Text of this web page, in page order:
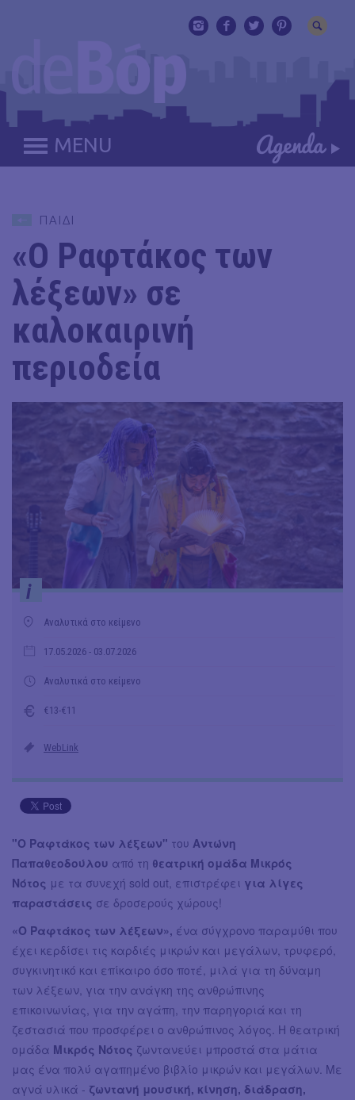
MENU
ΠΑΙΔΙ
«Ο Ραφτάκος των
λέξεων» σε
καλοκαιρινή
περιοδεία
i
Αναλυτικά στο κείμενο
17.05.2026 - 03.07.2026
Αναλυτικά στο κείμενο
€13-€11
WebLink
"Ο Ραφτάκος των λέξεων" του Αντώνη
Παπαθεοδούλου από τη θεατρική ομάδα Μικρός
Νότος με τα συνεχή sold out, επιστρέφει για λίγες
παραστάσεις σε δροσερούς χώρους!
«Ο Ραφτάκος των λέξεων», ένα σύγχρονο παραμύθι που
έχει κερδίσει τις καρδιές μικρών και μεγάλων, τρυφερό,
συγκινητικό και επίκαιρο όσο ποτέ, μιλά για τη δύναμη
των λέξεων, για την ανάγκη της ανθρώπινης
επικοινωνίας, για την αγάπη, την παρηγοριά και τη
ζεστασιά που προσφέρει ο ανθρώπινος λόγος. Η θεατρική
ομάδα Μικρός Νότος ζωντανεύει μπροστά στα μάτια
μας ένα πολύ αγαπημένο βιβλίο μικρών και μεγάλων. Με
αγνά υλικά - ζωντανή μουσική, κίνηση, διάδραση,